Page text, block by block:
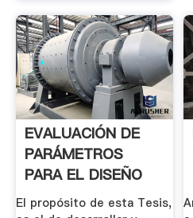
EVALUACIÓN DE
PARÁMETROS
PARA EL DISEÑO
DE UN .
El propósito de esta Tesis,